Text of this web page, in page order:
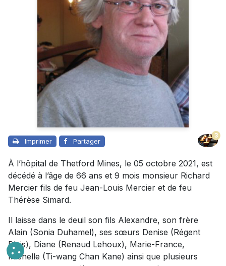
Imprimer Partager
3
À l’hôpital de Thetford Mines, le 05 octobre 2021, est
décédé à l’âge de 66 ans et 9 mois monsieur Richard
Mercier fils de feu Jean-Louis Mercier et de feu
Thérèse Simard.
Il laisse dans le deuil son fils Alexandre, son frère
Alain (Sonia Duhamel), ses sœurs Denise (Régent
Blais), Diane (Renaud Lehoux), Marie-France,
Michelle (Ti-wang Chan Kane) ainsi que plusieurs